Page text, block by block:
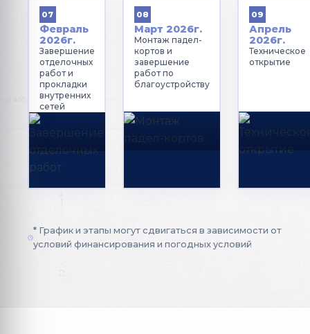
07
Февраль
2026г.
Завершение
отделочных
работ и
прокладки
внутренних
сетей
08
Март 2026г.
Монтаж падел-
кортов и
завершение
работ по
благоустройству
09
Апрель
2026г.
Техническое
открытие
* График и этапы могут сдвигаться в зависимости от
условий финансирования и погодных условий